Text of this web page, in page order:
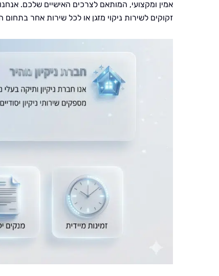
אמין ומקצועי, המותאם לצרכים האישיים שלכם.
זקוקים לשירות ניקוי מזגן או לכל שירות אחר בתחום